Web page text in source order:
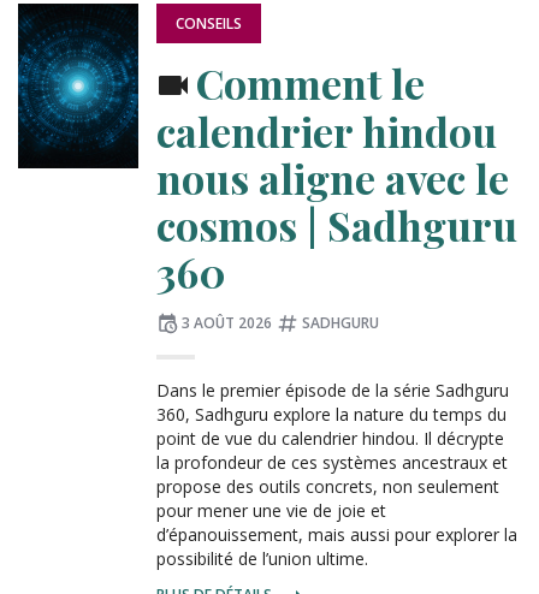
PUBLIÉ
CONSEILS
Comment le
calendrier hindou
nous aligne avec le
cosmos | Sadhguru
360
Publié
3 AOÛT 2026
Tagué
SADHGURU
Dans le premier épisode de la série Sadhguru
360, Sadhguru explore la nature du temps du
point de vue du calendrier hindou. Il décrypte
la profondeur de ces systèmes ancestraux et
propose des outils concrets, non seulement
pour mener une vie de joie et
d’épanouissement, mais aussi pour explorer la
possibilité de l’union ultime.